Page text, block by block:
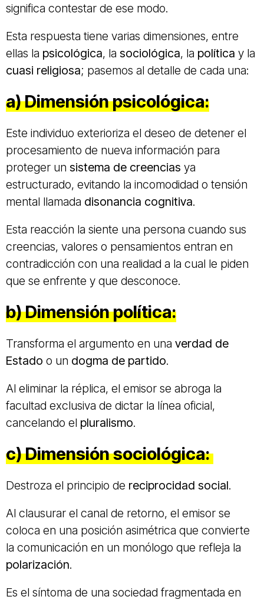
significa contestar de ese modo.
Esta respuesta tiene varias dimensiones, entre
ellas la psicológica, la sociológica, la política y la
cuasi religiosa; pasemos al detalle de cada una:
a)Dimensión psicológica:
Este individuo exterioriza el deseo de detener el
procesamiento de nueva información para
proteger un sistema de creencias ya
estructurado, evitando la incomodidad o tensión
mental llamada disonancia cognitiva.
Esta reacción la siente una persona cuando sus
creencias, valores o pensamientos entran en
contradicción con una realidad a la cual le piden
que se enfrente y que desconoce.
b)Dimensión política:
Transforma el argumento en una verdad de
Estado o un dogma de partido.
Al eliminar la réplica, el emisor se abroga la
facultad exclusiva de dictar la línea oficial,
cancelando el pluralismo.
c)Dimensión sociológica:
Destroza el principio de reciprocidad social.
Al clausurar el canal de retorno, el emisor se
coloca en una posición asimétrica que convierte
la comunicación en un monólogo que refleja la
polarización.
Es el síntoma de una sociedad fragmentada en